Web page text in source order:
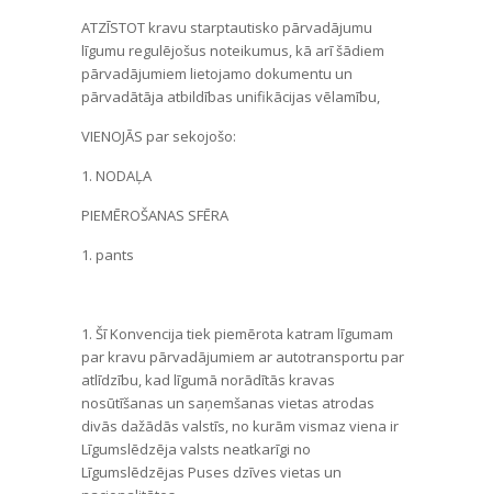
ATZĪSTOT kravu starptautisko pārvadājumu
līgumu regulējošus noteikumus, kā arī šādiem
pārvadājumiem lietojamo dokumentu un
pārvadātāja atbildības unifikācijas vēlamību,
VIENOJĀS par sekojošo:
1. NODAĻA
PIEMĒROŠANAS SFĒRA
1. pants
1. Šī Konvencija tiek piemērota katram līgumam
par kravu pārvadājumiem ar autotransportu par
atlīdzību, kad līgumā norādītās kravas
nosūtīšanas un saņemšanas vietas atrodas
divās dažādās valstīs, no kurām vismaz viena ir
Līgumslēdzēja valsts neatkarīgi no
Līgumslēdzējas Puses dzīves vietas un